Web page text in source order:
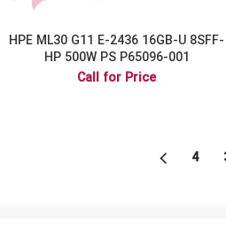
HPE ML30 G11 E-2436 16GB-U 8SFF-
HP 500W PS P65096-001
Call for Price
4